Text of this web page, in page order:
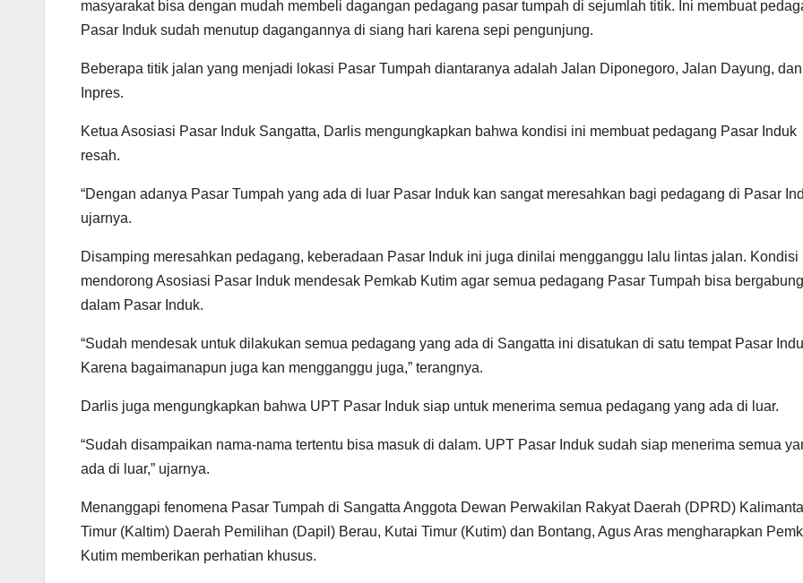
masyarakat bisa dengan mudah membeli dagangan pedagang pasar tumpah di sejumlah titik. Ini membuat
Pasar Induk sudah menutup dagangannya di siang hari karena sepi pengunjung.
Beberapa titik jalan yang menjadi lokasi Pasar Tumpah diantaranya adalah Jalan Diponegoro, Jalan Dayung,
Inpres.
Ketua Asosiasi Pasar Induk Sangatta, Darlis mengungkapkan bahwa kondisi ini membuat pedagang Pasar Induk
resah.
“Dengan adanya Pasar Tumpah yang ada di luar Pasar Induk kan sangat meresahkan bagi pedagang di Pasar
ujarnya.
Disamping meresahkan pedagang, keberadaan Pasar Induk ini juga dinilai mengganggu lalu lintas jalan. Kondisi
mendorong Asosiasi Pasar Induk mendesak Pemkab Kutim agar semua pedagang Pasar Tumpah bisa
dalam Pasar Induk.
“Sudah mendesak untuk dilakukan semua pedagang yang ada di Sangatta ini disatukan di satu tempat Pasar
Karena bagaimanapun juga kan mengganggu juga,” terangnya.
Darlis juga mengungkapkan bahwa UPT Pasar Induk siap untuk menerima semua pedagang yang ada di luar.
“Sudah disampaikan nama-nama tertentu bisa masuk di dalam. UPT Pasar Induk sudah siap menerima semua
ada di luar,” ujarnya.
Menanggapi fenomena Pasar Tumpah di Sangatta Anggota Dewan Perwakilan Rakyat Daerah (DPRD)
Timur (Kaltim) Daerah Pemilihan (Dapil) Berau, Kutai Timur (Kutim) dan Bontang, Agus Aras mengharapkan
Kutim memberikan perhatian khusus.